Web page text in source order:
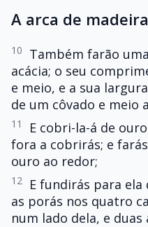
A arca de
10
Também farão
acácia; o seu
e meio, e a sua
de um côvado e meio
11
E cobri-la-á de
fora a cobrirás; e
ouro ao redor;
12
E fundirás para
as porás nos quatro
num lado dela, e